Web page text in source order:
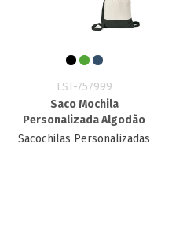
LST-757999
Saco Mochila
Personalizada Algodão
Sacochilas Personalizadas